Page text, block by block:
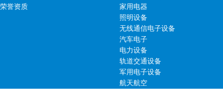
荣誉资质
家用电器
照明设备
无线通信电子设备
汽车电子
电力设备
轨道交通设备
军用电子设备
航天航空